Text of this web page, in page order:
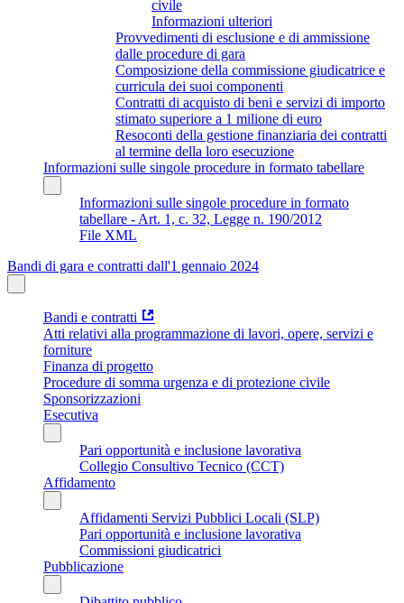
civile
Informazioni ulteriori
Provvedimenti di esclusione e di ammissione
dalle procedure di gara
Composizione della commissione giudicatrice e
curricula dei suoi componenti
Contratti di acquisto di beni e servizi di importo
stimato superiore a 1 milione di euro
Resoconti della gestione finanziaria dei contratti
al termine della loro esecuzione
Informazioni sulle singole procedure in formato tabellare
Informazioni sulle singole procedure in formato
tabellare - Art. 1, c. 32, Legge n. 190/2012
File XML
Bandi di gara e contratti dall'1 gennaio 2024
Bandi e contratti
Atti relativi alla programmazione di lavori, opere, servizi e
forniture
Finanza di progetto
Procedure di somma urgenza e di protezione civile
Sponsorizzazioni
Esecutiva
Pari opportunità e inclusione lavorativa
Collegio Consultivo Tecnico (CCT)
Affidamento
Affidamenti Servizi Pubblici Locali (SLP)
Pari opportunità e inclusione lavorativa
Commissioni giudicatrici
Pubblicazione